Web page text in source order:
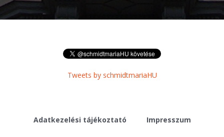
Tweets by schmidtmariaHU
Adatkezelési tájékoztató Impresszum